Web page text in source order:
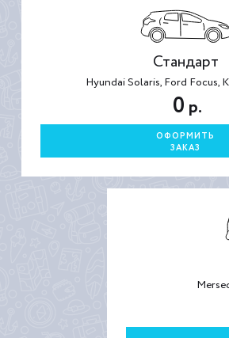
Стандарт
Hyundai Solaris, Ford Focus,
0 р.
ОФОРМИТЬ
ЗАКАЗ